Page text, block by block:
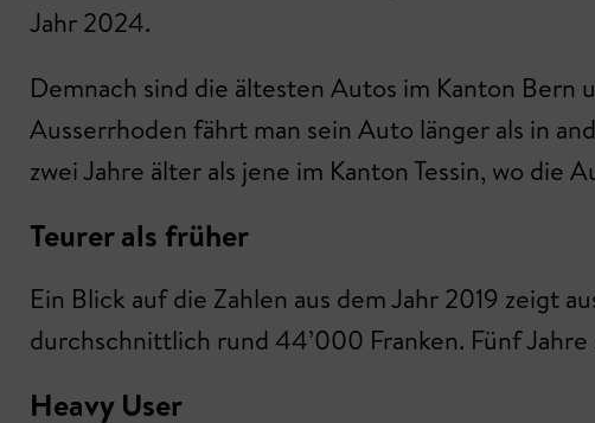
Jahr 2024.
Demnach sind die ältesten Autos im Kanton Bern
Ausserrhoden fährt man sein Auto länger als in
zwei Jahre älter als jene im Kanton Tessin, wo
Teurer als früher
Ein Blick auf die Zahlen aus dem Jahr 2019 zeigt
durchschnittlich rund 44’000 Franken. Fünf
Heavy User